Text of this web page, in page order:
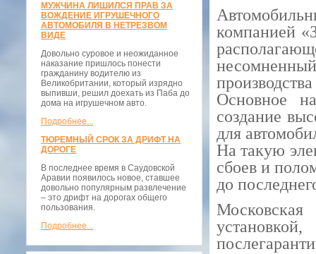
МУЖЧИНА ЛИШИЛСЯ ПРАВ ЗА
ВОЖДЕНИЕ ИГРУШЕЧНОГО
АВТОМОБИЛЯ В НЕТРЕЗВОМ
ВИДЕ
Довольно суровое и неожиданное
наказание пришлось понести
гражданину водителю из
Великобритании, который изрядно
выпивши, решил доехать из Паба до
дома на игрушечном авто.
Подробнее...
ТЮРЕМНЫЙ СРОК ЗА ДРИФТ НА
ДОРОГЕ
В последнее время в Саудовской
Аравии появилось новое, ставшее
довольно популярным развлечение
– это дрифт на дорогах общего
пользования.
Подробнее...
компанией
Основное
создание
для
На такую
сбоев и
до